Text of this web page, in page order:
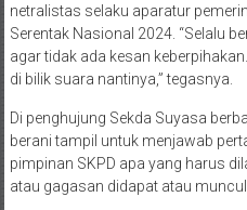
netralistas selaku aparatur
Serentak Nasional 2024. “Selalu
agar tidak ada kesan
di bilik suara nantinya,” tegasnya.
Di penghujung Sekda Suyasa
berani tampil untuk menjawab
pimpinan SKPD apa yang harus
atau gagasan didapat atau muncul